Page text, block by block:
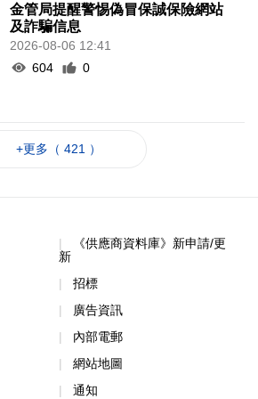
金管局提醒警惕偽冒保誠保險網站
及詐騙信息
2026-08-06 12:41
604
0
+更多（ 421 ）
《供應商資料庫》新申請/更
新
招標
廣告資訊
內部電郵
網站地圖
通知